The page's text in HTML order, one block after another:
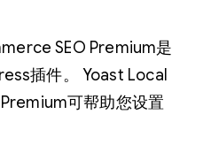
SEO Premium是
插件。 Yoast Local
可帮助您设置